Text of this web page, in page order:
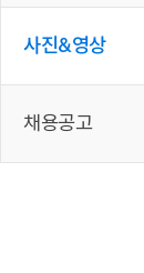
사진&영상
채용공고